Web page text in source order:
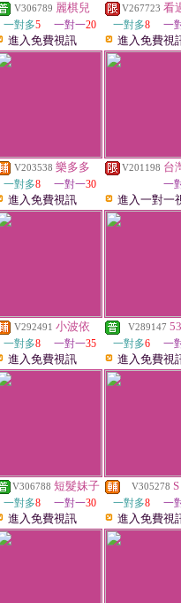
V306789 麗棋兒
一對多5 一對一20
進入免費視訊
V267723 看
一對多8 一
進入免費視
V203538 樂多多
一對多8 一對一30
進入免費視訊
V201198 台
一
進入一對一
V292491 小波依
一對多8 一對一35
進入免費視訊
V289147
一對多6 一
進入免費視
V306788 短髮妹子
一對多8 一對一30
進入免費視訊
V305278 S
一對多8 一
進入免費視